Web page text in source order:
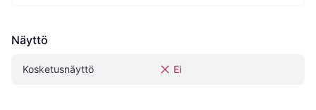
Näyttö
Kosketusnäyttö Ei